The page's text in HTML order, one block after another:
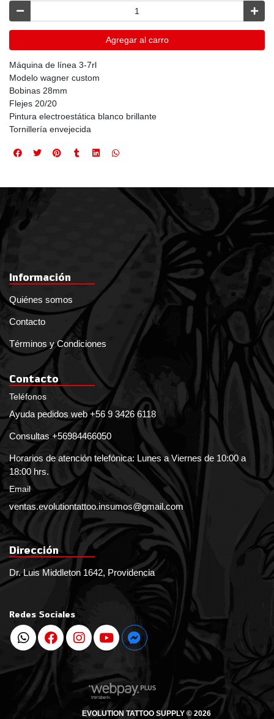
Agregar al carro
Máquina de línea 3-7rl
Modelo wagner custom
Bobinas 28mm
Flejes 20/20
Pintura electroestática blanco brillante
Tornillería envejecida
Información
Quiénes somos
Contacto
Términos y Condiciones
Contacto
Teléfonos
Ayuda pedidos web +56 9 3426 6118
Consultas +56984466050
Horarios de atención telefónica: Lunes a Viernes de 10:00 a
18:00 hrs.
Email
ventas.evolutiontattoo.insumos@gmail.com
Dirección
Dr. Luis Middleton 1642, Providencia
Redes Sociales
EVOLUTION TATTOO SUPPLY © 2026